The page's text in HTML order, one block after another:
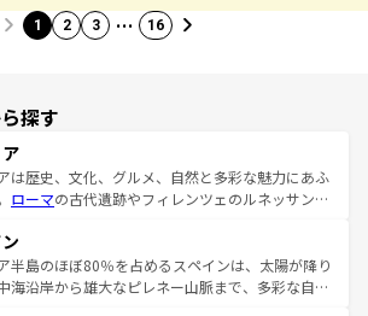
1 2 3 … 16
探す
は歴史、文化、グルメ、自然と多彩な魅力にあふ
ローマの古代遺跡やフィレンツェのルネッサンス
スカーナの美しい田園風景やアマルフィ海岸の絶
自然景観も見逃せない。観光の合間には、本場の
スタなど、絶品のイタリア料理を堪能することも
半島のほぼ80％を占めるスペインは、太陽が降り
海沿岸から雄大なピレネー山脈まで、多彩な自然